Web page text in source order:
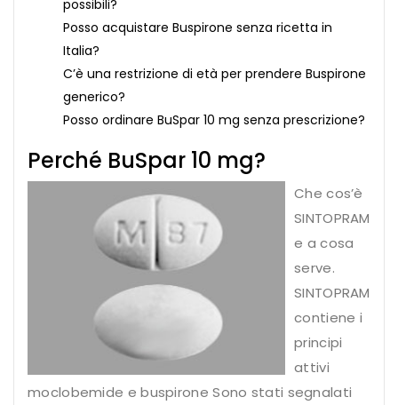
possibili?
Posso acquistare Buspirone senza ricetta in
Italia?
C’è una restrizione di età per prendere Buspirone
generico?
Posso ordinare BuSpar 10 mg senza prescrizione?
Perché BuSpar 10 mg?
Che cos’è
SINTOPRAM
e a cosa
serve.
SINTOPRAM
contiene i
principi
attivi
moclobemide e buspirone Sono stati segnalati